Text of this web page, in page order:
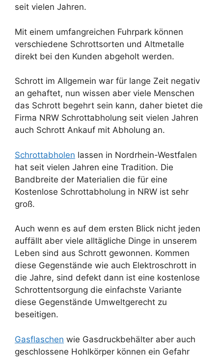
seit vielen Jahren.
Mit einem umfangreichen Fuhrpark können
verschiedene Schrottsorten und Altmetalle
direkt bei den Kunden abgeholt werden.
Schrott im Allgemein war für lange Zeit negativ
an gehaftet, nun wissen aber viele Menschen
das Schrott begehrt sein kann, daher bietet die
Firma NRW Schrottabholung seit vielen Jahren
auch Schrott Ankauf mit Abholung an.
Schrottabholen lassen in Nordrhein-Westfalen
hat seit vielen Jahren eine Tradition. Die
Bandbreite der Materialien die für eine
Kostenlose Schrottabholung in NRW ist sehr
groß.
Auch wenn es auf dem ersten Blick nicht jeden
auffällt aber viele alltägliche Dinge in unserem
Leben sind aus Schrott gewonnen. Kommen
diese Gegenstände wie auch Elektroschrott in
die Jahre, sind defekt dann ist eine kostenlose
Schrottentsorgung die einfachste Variante
diese Gegenstände Umweltgerecht zu
beseitigen.
Gasflaschen wie Gasdruckbehälter aber auch
geschlossene Hohlkörper können ein Gefahr